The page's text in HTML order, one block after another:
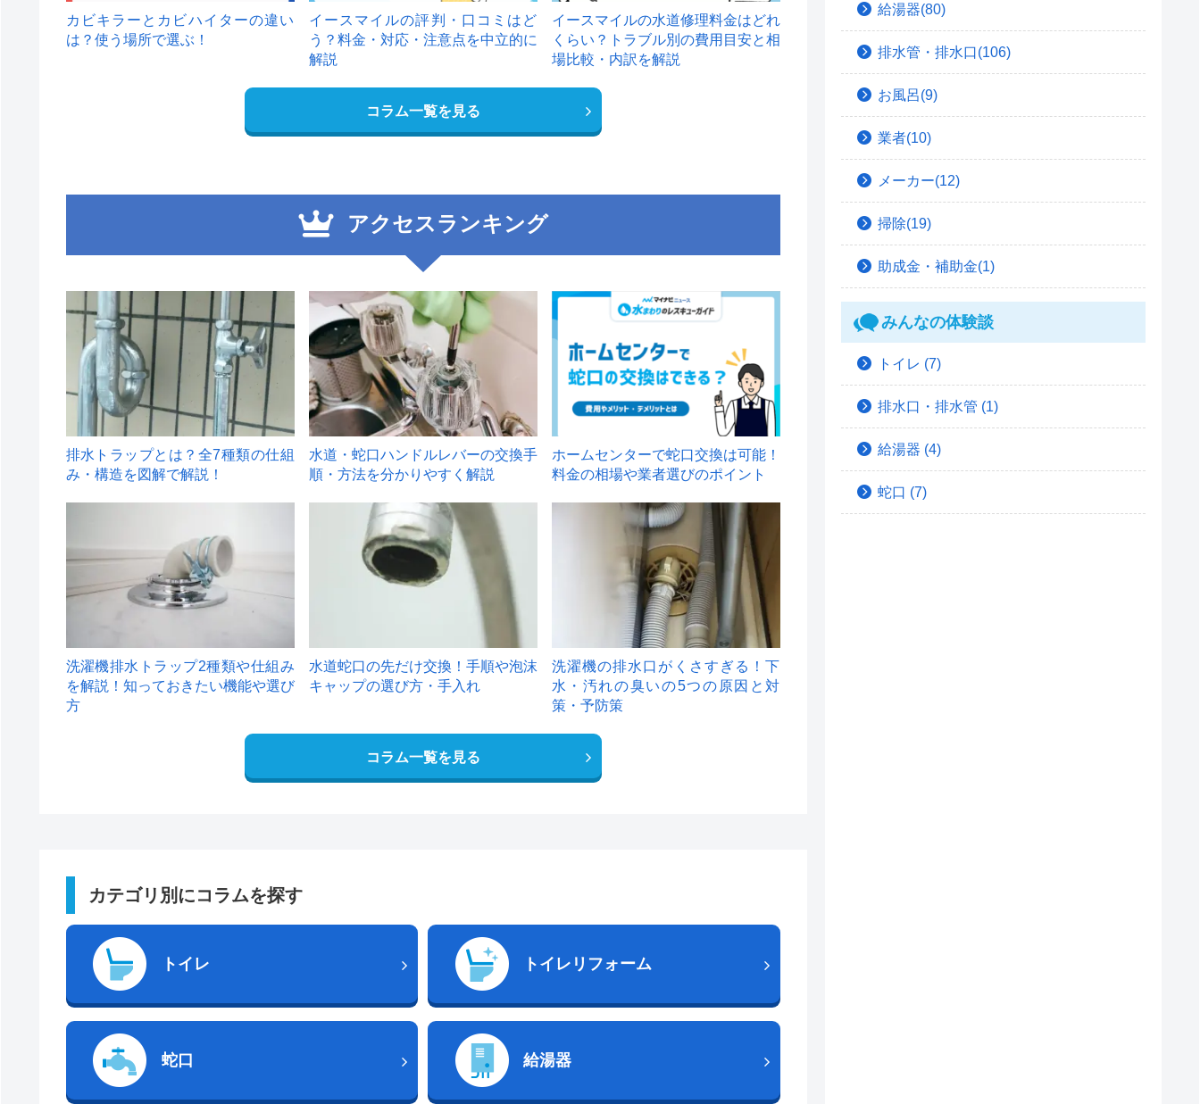
カビキラーとカビハイターの違い
は？使う場所で選ぶ！
イースマイルの評判・口コミはど
う？料金・対応・注意点を中立的に
解説
イースマイルの水道修理料金はどれ
くらい？トラブル別の費用目安と相
場比較・内訳を解説
コラム一覧を見る
アクセスランキング
1
排水トラップとは？全7種類の仕組
み・構造を図解で解説！
2
水道・蛇口ハンドルレバーの交換手
順・方法を分かりやすく解説
ホームセンターで蛇口交換は可能！
料金の相場や業者選びのポイント
洗濯機排水トラップ2種類や仕組み
を解説！知っておきたい機能や選び
方
水道蛇口の先だけ交換！手順や泡沫
キャップの選び方・手入れ
洗濯機の排水口がくさすぎる！下
水・汚れの臭いの5つの原因と対
策・予防策
コラム一覧を見る
カテゴリ別にコラムを探す
トイレ トイレリフォーム
蛇口 給湯器
給湯器(80)
排水管・排水口(106)
お風呂(9)
業者(10)
メーカー(12)
掃除(19)
助成金・補助金(1)
みんなの体験談
トイレ (7)
排水口・排水管 (1)
給湯器 (4)
蛇口 (7)